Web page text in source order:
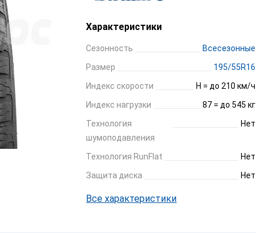
Характеристики
Сезонность
Всесезонные
Размер
195/55R16
Индекс скорости
H = до 210 км/ч
Индекс нагрузки
87 = до 545 кг
Технология
шумоподавления
Нет
Технология RunFlat
Нет
Защита диска
Нет
Все характеристики